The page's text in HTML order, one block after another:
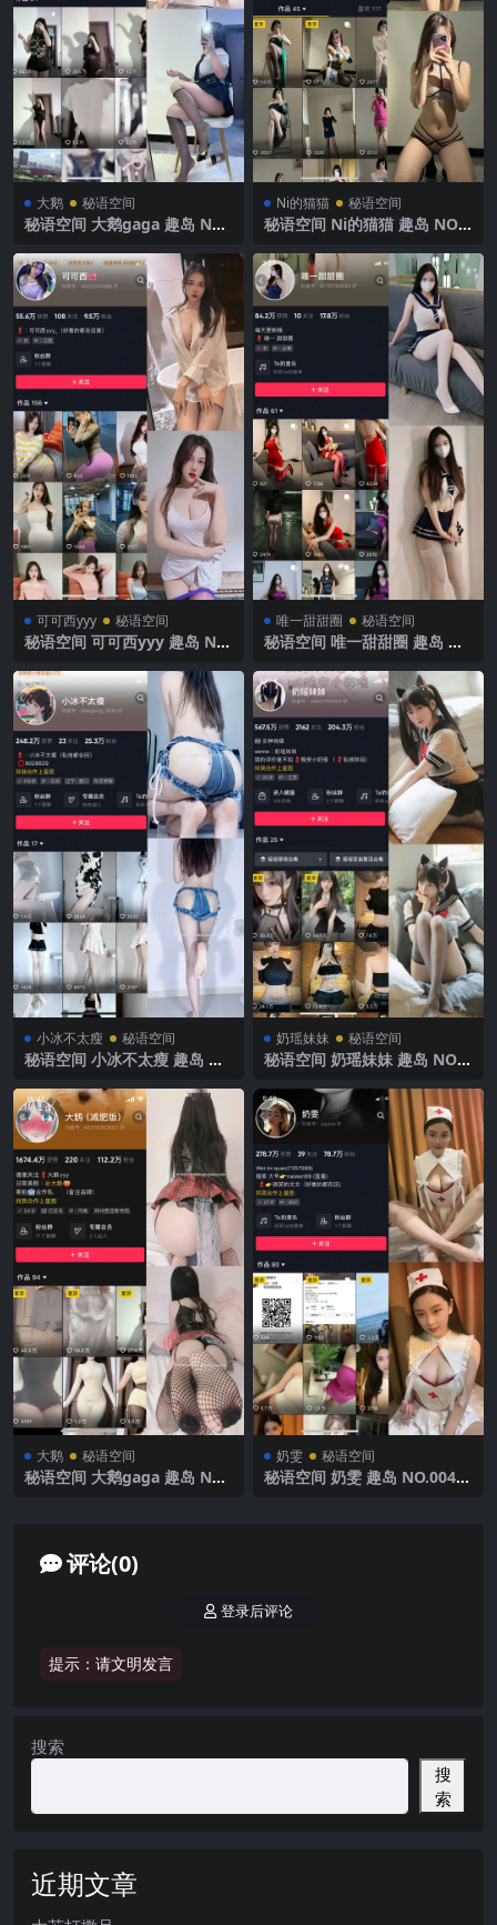
大鹅 秘语空间
秘语空间 大鹅gaga 趣岛 NO.
整版
Ni的猫猫 秘语空间
秘语空间 Ni的猫猫 趣岛 NO.0
整版
可可西yyy 秘语空间
秘语空间 可可西yyy 趣岛 NO.
新完整版
唯一甜甜圈 秘语空间
秘语空间 唯一甜甜圈 趣岛 N
新完整版
小冰不太瘦 秘语空间
秘语空间 小冰不太瘦 趣岛 N
新完整版
奶瑶妹妹 秘语空间
秘语空间 奶瑶妹妹 趣岛 NO.0
整版
大鹅 秘语空间
秘语空间 大鹅gaga 趣岛 NO.
奶雯 秘语空间
秘语空间 奶雯 趣岛 NO.004期
评论(0)
提示：请文明发言
登录后评论
搜索
搜
索
近期文章